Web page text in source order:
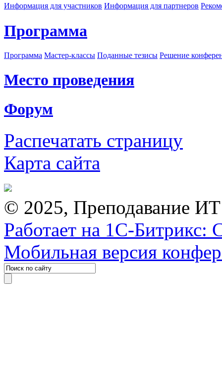
Информация для участников Информация для партнеров
Программа
Программа Мастер-классы Поданные тезисы Решение
Место проведения
Форум
Распечатать страницу
Карта сайта
© 2025, Преподавание
Работает на 1С-Битрикс:
Мобильная версия